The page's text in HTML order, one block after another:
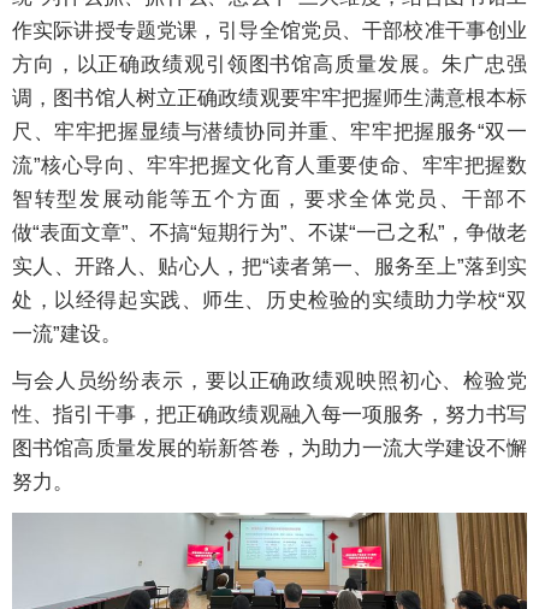
作实际讲授专题党课，引导全馆党员、干部校准干事创业
方向，以正确政绩观引领图书馆高质量发展。朱广忠强
调，图书馆人树立正确政绩观要牢牢把握师生满意根本标
尺、牢牢把握显绩与潜绩协同并重、牢牢把握服务“双一
流”核心导向、牢牢把握文化育人重要使命、牢牢把握数
智转型发展动能等五个方面，要求全体党员、干部不
做“表面文章”、不搞“短期行为”、不谋“一己之私”，争做老
实人、开路人、贴心人，把“读者第一、服务至上”落到实
处，以经得起实践、师生、历史检验的实绩助力学校“双
一流”建设。
与会人员纷纷表示，要以正确政绩观映照初心、检验党
性、指引干事，把正确政绩观融入每一项服务，努力书写
图书馆高质量发展的崭新答卷，为助力一流大学建设不懈
努力。